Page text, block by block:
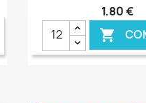
1,80 €
